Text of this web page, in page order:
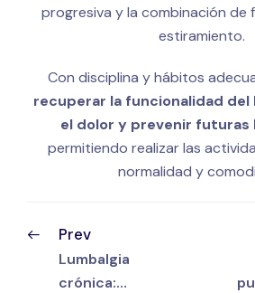
progresiva y la combinación de
estiramiento.
Con disciplina y hábitos
recuperar la funcionalidad
el dolor y prevenir futuras
permitiendo realizar las
normalidad y
Prev
Lumbalgia
crónica: